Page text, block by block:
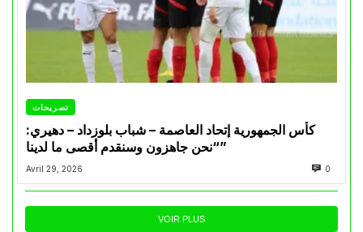
تصريحات
كأس الجمهورية إتحاد العاصمة – شباب بلوزداد – دهيري:
“نحن جاهزون وسنقدم أقصى ما لدينا”
Avril 29, 2026 0
VOIR PLUS